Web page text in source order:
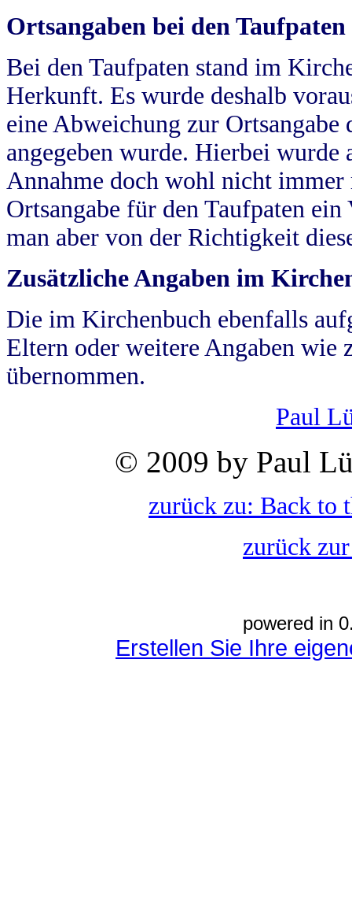
Ortsangaben bei den Taufpaten
Bei den Taufpaten stand im
Herkunft. Es wurde deshalb
eine Abweichung zur
angegeben wurde. Hierbei wurde
Annahme doch wohl nicht
Ortsangabe für den Taufpaten
man aber von der Richtigkeit
Zusätzliche Angaben im
Die im Kirchenbuch ebenfalls
Eltern oder weitere Angaben wie
übernommen.
Paul
© 2009 by Paul
zurück zu: Back to
zurück
powered in
Erstellen Sie Ihre